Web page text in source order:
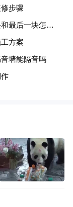
赛事，本届
长了一倍。李